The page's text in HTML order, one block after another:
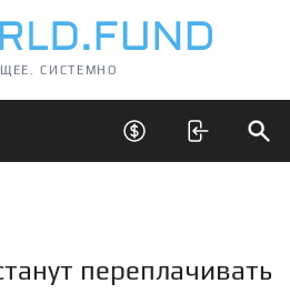
СИСТЕМНО
Открыть скрытые
переплачивать